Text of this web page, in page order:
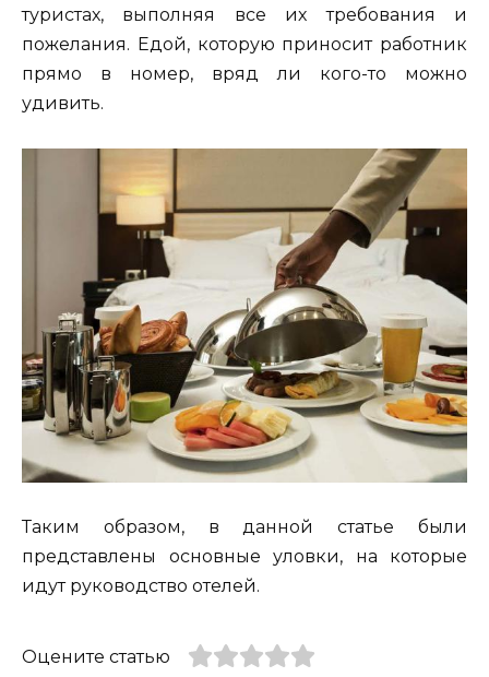
туристах, выполняя все их требования и
пожелания. Едой, которую приносит работник
прямо в номер, вряд ли кого-то можно
удивить.
Таким образом, в данной статье были
представлены основные уловки, на которые
идут руководство отелей.
Оцените статью